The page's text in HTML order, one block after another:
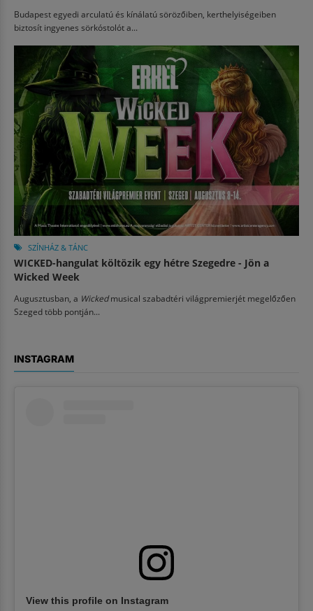
Budapest egyedi arculatú és kínálatú sörözőiben, kerthelyiségeiben
biztosít ingyenes sörkóstolót a...
SZÍNHÁZ & TÁNC
WICKED-hangulat költözik egy hétre Szegedre - Jön a
Wicked Week
Augusztusban, a Wickedmusical szabadtéri világpremierjét megelőzően
Szeged több pontján...
INSTAGRAM
View this profile on Instagram